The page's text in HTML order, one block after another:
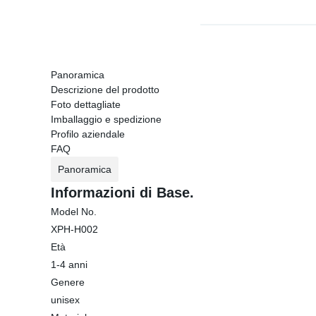
Panoramica
Descrizione del prodotto
Foto dettagliate
Imballaggio e spedizione
Profilo aziendale
FAQ
Panoramica
Informazioni di Base.
Model No.
XPH-H002
Età
1-4 anni
Genere
unisex